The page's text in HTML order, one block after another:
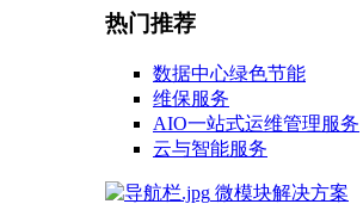
热门推荐
数据中心绿色节能
维保服务
AIO一站式运维管理服务
云与智能服务
微模块解决方案